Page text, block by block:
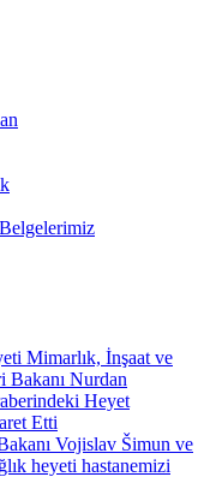
Mimarlık, İnşaat ve
Nurdan
Heyet
Etti
Vojislav Šimun ve
heyeti hastanemizi